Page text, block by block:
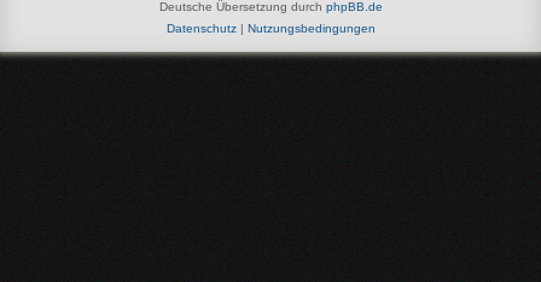
Deutsche Übersetzung durch phpBB.de
Datenschutz| Nutzungsbedingungen